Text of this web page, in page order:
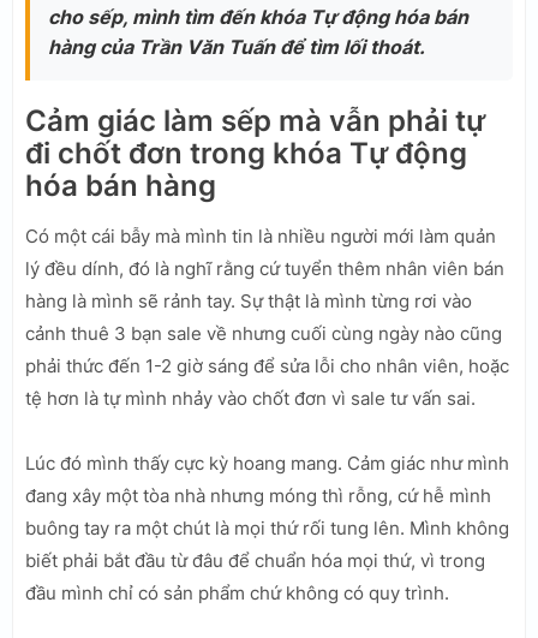
cho sếp, mình tìm đến khóa Tự động hóa bán
hàng của Trần Văn Tuấn để tìm lối thoát.
Cảm giác làm sếp mà vẫn phải tự
đi chốt đơn trong khóa Tự động
hóa bán hàng
Có một cái bẫy mà mình tin là nhiều người mới làm quản
lý đều dính, đó là nghĩ rằng cứ tuyển thêm nhân viên bán
hàng là mình sẽ rảnh tay. Sự thật là mình từng rơi vào
cảnh thuê 3 bạn sale về nhưng cuối cùng ngày nào cũng
phải thức đến 1-2 giờ sáng để sửa lỗi cho nhân viên, hoặc
tệ hơn là tự mình nhảy vào chốt đơn vì sale tư vấn sai.
Lúc đó mình thấy cực kỳ hoang mang. Cảm giác như mình
đang xây một tòa nhà nhưng móng thì rỗng, cứ hễ mình
buông tay ra một chút là mọi thứ rối tung lên. Mình không
biết phải bắt đầu từ đâu để chuẩn hóa mọi thứ, vì trong
đầu mình chỉ có sản phẩm chứ không có quy trình.